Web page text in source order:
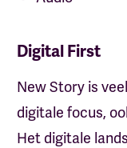
Digital First
New Story is
digitale focus,
Het digitale